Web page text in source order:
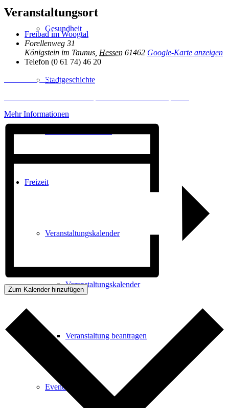
Gesundheit
Stadtgeschichte
Freizeit
Veranstaltungskalender
Veranstaltungskalender
Veranstaltung beantragen
Events
Veranstaltungsort
Freibad im Woogtal
Forellenweg 31
Königstein im Taunus Hessen 61462 Google-Karte anzeigen
Telefon (0 61 74) 46 20
Inhalt entsperren
Mehr Informationen
Zum Kalender hinzufügen